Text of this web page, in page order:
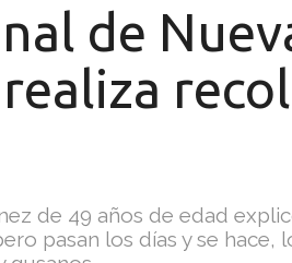
de
de 49 años de edad
pasan los días y se hace,